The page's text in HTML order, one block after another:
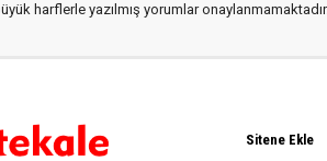
harflerle yazılmış yorumlar